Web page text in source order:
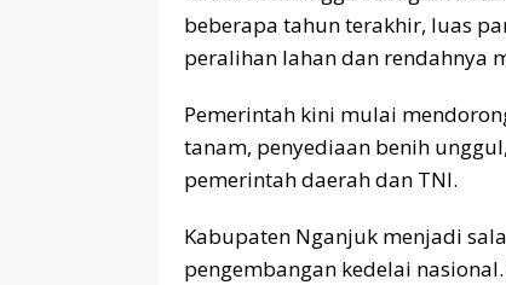
beberapa tahun terakhir, luas
peralihan lahan dan rendahnya
Pemerintah kini mulai
tanam, penyediaan benih
pemerintah daerah dan TNI.
Kabupaten Nganjuk menjadi
pengembangan kedelai